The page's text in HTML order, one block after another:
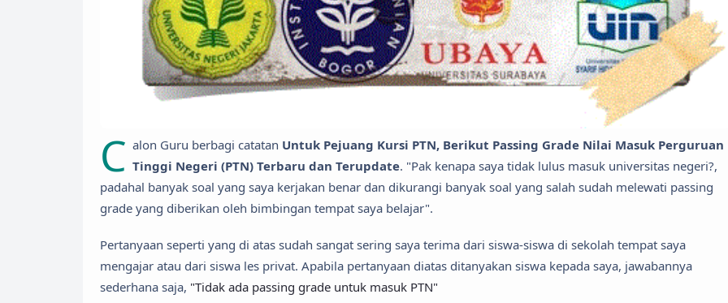
C alon Guru berbagi catatan Untuk Pejuang Kursi PTN, Berikut Passing Grade Nilai Masuk Perguruan
Tinggi Negeri (PTN) Terbaru dan Terupdate. "Pak kenapa saya tidak lulus masuk universitas negeri?,
padahal banyak soal yang saya kerjakan benar dan dikurangi banyak soal yang salah sudah melewati passing
grade yang diberikan oleh bimbingan tempat saya belajar".
Pertanyaan seperti yang di atas sudah sangat sering saya terima dari siswa-siswa di sekolah tempat saya
mengajar atau dari siswa les privat. Apabila pertanyaan diatas ditanyakan siswa kepada saya, jawabannya
sederhana saja, "Tidak ada passing grade untuk masuk PTN"